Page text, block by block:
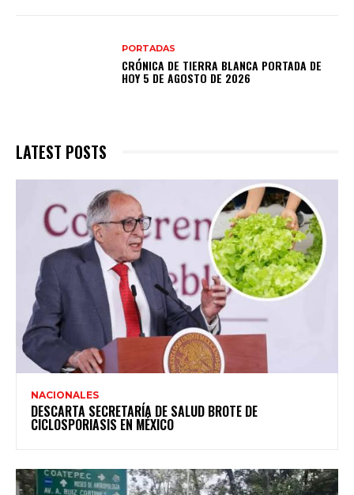
PORTADAS
CRÓNICA DE TIERRA BLANCA PORTADA DE
HOY 5 DE AGOSTO DE 2026
LATEST POSTS
NACIONALES
DESCARTA SECRETARÍA DE SALUD BROTE DE
CICLOSPORIASIS EN MÉXICO